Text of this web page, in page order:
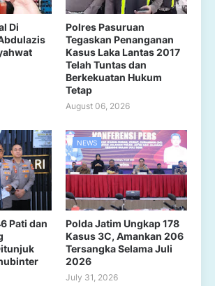
Di
Polres Pasuruan
Tegaskan Penanganan
Kasus Laka Lantas 2017
Telah Tuntas dan
Berkekuatan Hukum
Tetap
August 06, 2026
Pati dan
NEWS
Polda Jatim Ungkap 178
Kasus 3C, Amankan 206
Tersangka Selama Juli
2026
July 31, 2026